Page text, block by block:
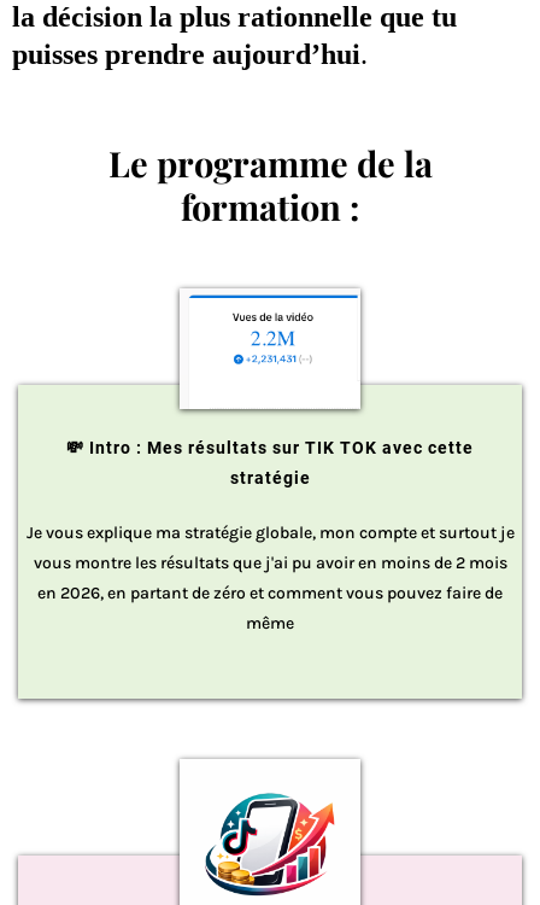
la décision la plus rationnelle que tu
puisses prendre aujourd’hui.
Le programme de la
formation :
💸 Intro : Mes résultats sur TIK TOK avec cette
stratégie
​Je vous explique ma stratégie globale, mon compte et surtout je
vous montre les résultats que j'ai pu avoir en moins de 2 mois
en 2026, en partant de zéro et comment vous pouvez faire de
même